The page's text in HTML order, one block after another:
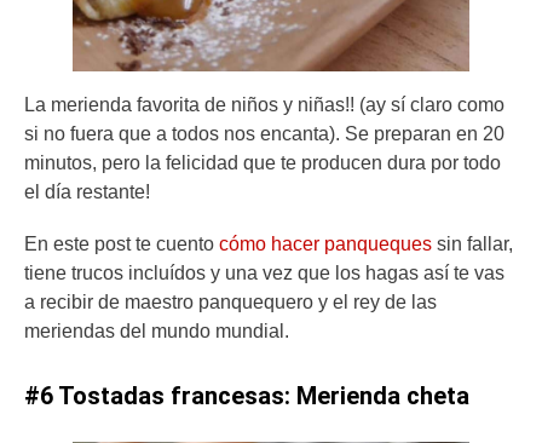
La merienda favorita de niños y niñas!! (ay sí claro como
si no fuera que a todos nos encanta). Se preparan en 20
minutos, pero la felicidad que te producen dura por todo
el día restante!
En este post te cuento cómo hacer panqueques sin fallar,
tiene trucos incluídos y una vez que los hagas así te vas
a recibir de maestro panquequero y el rey de las
meriendas del mundo mundial.
#6 Tostadas francesas: Merienda cheta